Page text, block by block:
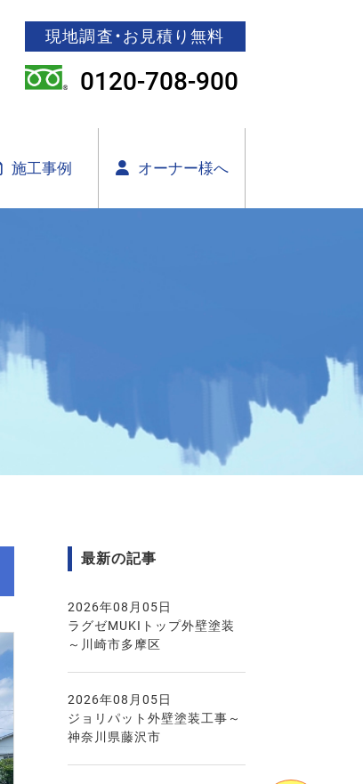
現地調査・お見積り無料
0120-708-900
施工事例 オーナー様へ
最新の記事
2026年08月05日
ラグゼMUKIトップ外壁塗装
～川崎市多摩区
2026年08月05日
ジョリパット外壁塗装工事～
神奈川県藤沢市